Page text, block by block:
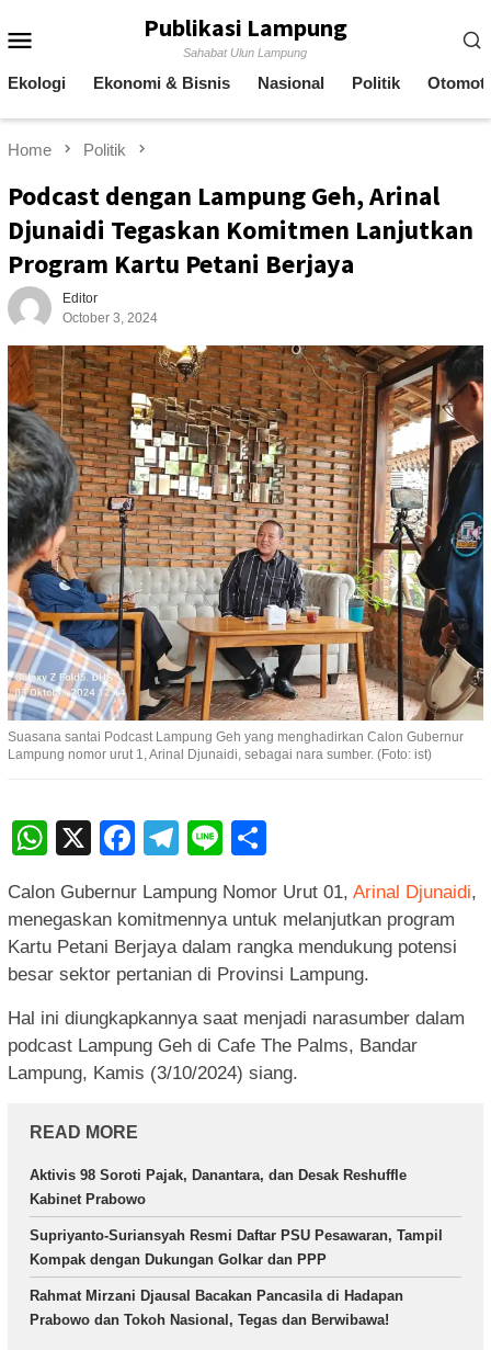
to
Publikasi Lampung
Sahabat Ulun Lampung
Ekologi Ekonomi & Bisnis Nasional Politik
Home Politik
Podcast dengan Lampung Geh, Arinal
Djunaidi Tegaskan Komitmen Lanjutkan
Program Kartu Petani Berjaya
Editor
October 3, 2024
Suasana santai Podcast Lampung Geh yang menghadirkan Calon Gubernur
Lampung nomor urut 1, Arinal Djunaidi, sebagai nara sumber. (Foto: ist)
WhatsApp
X Facebook
Telegram
Line
Calon Gubernur Lampung Nomor Urut 01, Arinal Djunaidi,
menegaskan komitmennya untuk melanjutkan program
Kartu Petani Berjaya dalam rangka mendukung potensi
besar sektor pertanian di Provinsi Lampung.
Hal ini diungkapkannya saat menjadi narasumber dalam
podcast Lampung Geh di Cafe The Palms, Bandar
Lampung, Kamis (3/10/2024) siang.
READ MORE
Aktivis 98 Soroti Pajak, Danantara, dan Desak Reshuffle
Kabinet Prabowo
Supriyanto-Suriansyah Resmi Daftar PSU Pesawaran, Tampil
Kompak dengan Dukungan Golkar dan PPP
Rahmat Mirzani Djausal Bacakan Pancasila di Hadapan
Prabowo dan Tokoh Nasional, Tegas dan Berwibawa!